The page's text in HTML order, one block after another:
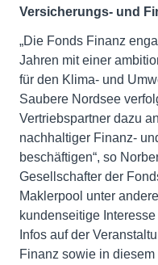
Versicherungs- und
„Die Fonds Finanz
Jahren mit einer
für den Klima- und
Saubere Nordsee
Vertriebspartner dazu
nachhaltiger Finanz-
beschäftigen“, so
Gesellschafter der
Maklerpool unter
kundenseitige
Infos auf der
Finanz sowie in